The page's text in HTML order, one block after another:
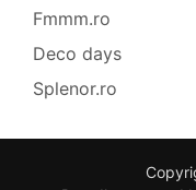
Fmmm.ro
Deco days
Splenor.ro